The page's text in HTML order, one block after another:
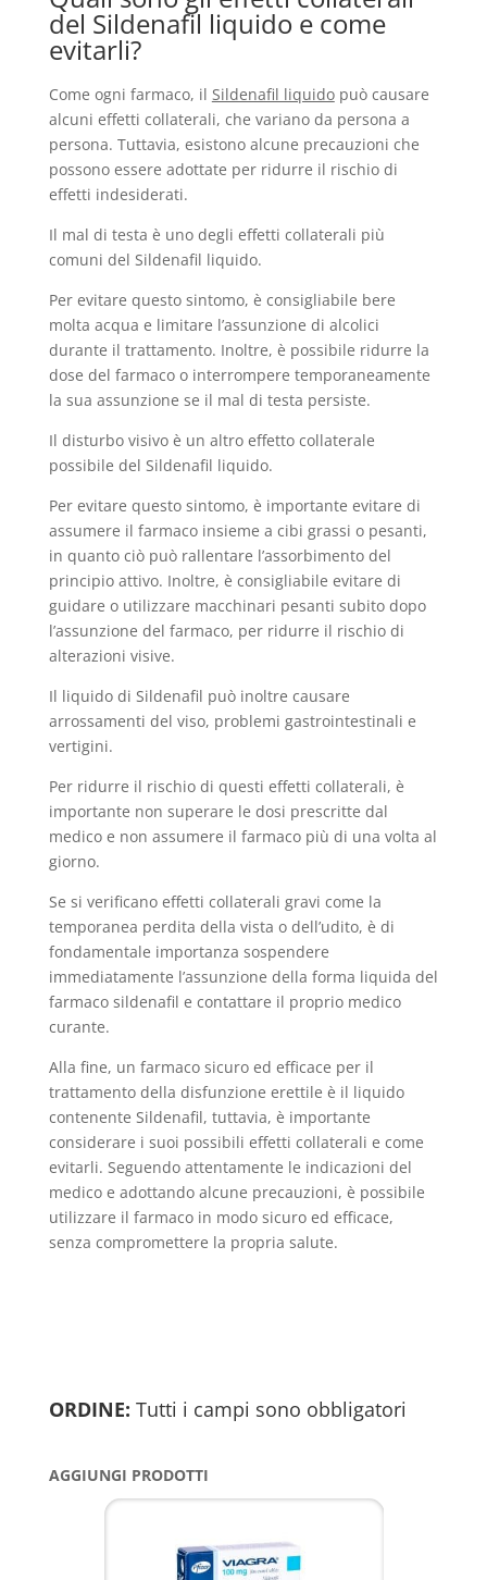
del Sildenafil liquido e come
evitarli?
Come ogni farmaco, il Sildenafil liquidopuò causare
alcuni effetti collaterali, che variano da persona a
persona. Tuttavia, esistono alcune precauzioni che
possono essere adottate per ridurre il rischio di
effetti indesiderati.
Il mal di testa è uno degli effetti collaterali più
comuni del Sildenafil liquido.
Per evitare questo sintomo, è consigliabile bere
molta acqua e limitare l’assunzione di alcolici
durante il trattamento. Inoltre, è possibile ridurre la
dose del farmaco o interrompere temporaneamente
la sua assunzione se il mal di testa persiste.
Il disturbo visivo è un altro effetto collaterale
possibile del Sildenafil liquido.
Per evitare questo sintomo, è importante evitare di
assumere il farmaco insieme a cibi grassi o pesanti,
in quanto ciò può rallentare l’assorbimento del
principio attivo. Inoltre, è consigliabile evitare di
guidare o utilizzare macchinari pesanti subito dopo
l’assunzione del farmaco, per ridurre il rischio di
alterazioni visive.
Il liquido di Sildenafil può inoltre causare
arrossamenti del viso, problemi gastrointestinali e
vertigini.
Per ridurre il rischio di questi effetti collaterali, è
importante non superare le dosi prescritte dal
medico e non assumere il farmaco più di una volta al
giorno.
Se si verificano effetti collaterali gravi come la
temporanea perdita della vista o dell’udito, è di
fondamentale importanza sospendere
immediatamente l’assunzione della forma liquida del
farmaco sildenafil e contattare il proprio medico
curante.
Alla fine, un farmaco sicuro ed efficace per il
trattamento della disfunzione erettile è il liquido
contenente Sildenafil, tuttavia, è importante
considerare i suoi possibili effetti collaterali e come
evitarli. Seguendo attentamente le indicazioni del
medico e adottando alcune precauzioni, è possibile
utilizzare il farmaco in modo sicuro ed efficace,
senza compromettere la propria salute.
ORDINE: Tutti i campi sono obbligatori
AGGIUNGI PRODOTTI